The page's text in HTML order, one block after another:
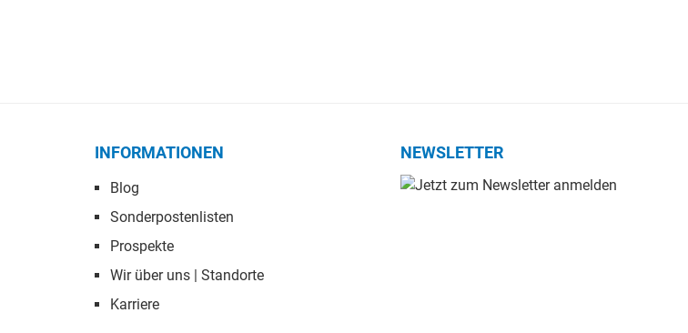
INFORMATIONEN
Blog
Sonderpostenlisten
Prospekte
Wir über uns | Standorte
Karriere
NEWSLETTER